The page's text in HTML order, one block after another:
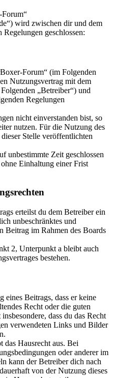
wird zwischen dir und dem
geschlossen:
Forum“ (im Folgenden
Nutzungsvertrag mit dem
„Betreiber“) und
Regelungen
nicht einverstanden bist, so
nutzen. Für die Nutzung des
Stelle veröffentlichten
unbestimmte Zeit geschlossen
Einhaltung einer Frist
erteilst du dem Betreiber ein
unbeschränktes und
Beitrag im Rahmen des Boards
2, Unterpunkt a bleibt auch
bestehen.
eines Beitrags, dass er keine
Recht oder die guten
dass du das Recht
verwendeten Links und Bilder
das Hausrecht aus. Bei
oder anderer im
kann der Betreiber dich nach
von der Nutzung dieses